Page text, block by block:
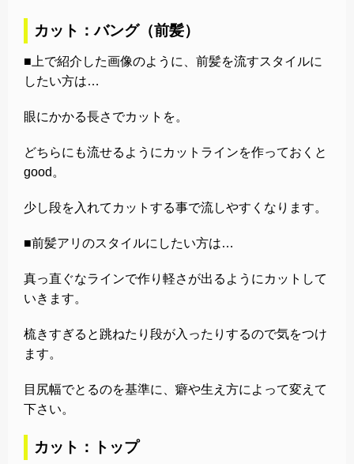
カット：バング（前髪）
■上で紹介した画像のように、前髪を流すスタイルに
したい方は…
眼にかかる長さでカットを。
どちらにも流せるようにカットラインを作っておくと
good。
少し段を入れてカットする事で流しやすくなります。
■前髪アリのスタイルにしたい方は…
真っ直ぐなラインで作り軽さが出るようにカットして
いきます。
梳きすぎると跳ねたり段が入ったりするので気をつけ
ます。
目尻幅でとるのを基準に、癖や生え方によって変えて
下さい。
カット：トップ